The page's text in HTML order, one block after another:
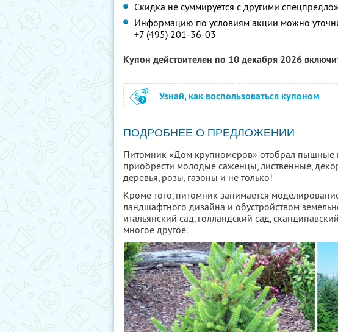
Скидка не суммируется с другими
Информацию по условиям акции можно
+7 (495) 201-36-03
Купон действителен по 10 декабря 2026
Узнай, как воспользоваться купоном
ПОДРОБНЕЕ О ПРЕДЛОЖЕНИИ
Питомник «Дом крупномеров» отобрал пышные
приобрести молодые саженцы, лиственные,
деревья, розы, газоны и не только!
Кроме того, питомник занимается
ландшафтного дизайна и обустройством
итальянский сад, голландский сад,
многое другое.